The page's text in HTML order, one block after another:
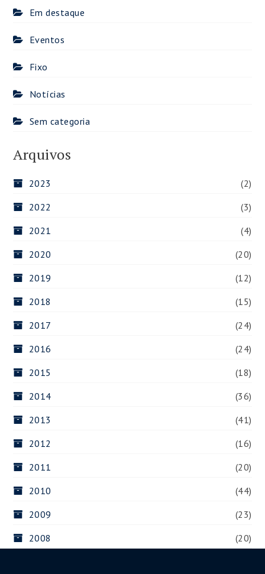
Em destaque
Eventos
Fixo
Notícias
Sem categoria
Arquivos
2023
(2)
2022
(3)
2021
(4)
2020
(20)
2019
(12)
2018
(15)
2017
(24)
2016
(24)
2015
(18)
2014
(36)
2013
(41)
2012
(16)
2011
(20)
2010
(44)
2009
(23)
2008
(20)